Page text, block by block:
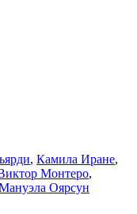
, Камила Иране,
Монтеро,
Оярсун